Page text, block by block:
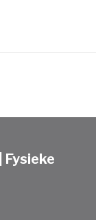
Fysieke